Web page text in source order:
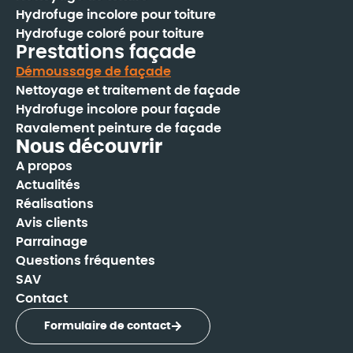
Hydrofuge incolore pour toiture
Hydrofuge coloré pour toiture
Prestations façade
Démoussage de façade
Nettoyage et traitement de façade
Hydrofuge incolore pour façade
Ravalement peinture de façade
Nous découvrir
A propos
Actualités
Réalisations
Avis clients
Parrainage
Questions fréquentes
SAV
Contact
Formulaire de contact